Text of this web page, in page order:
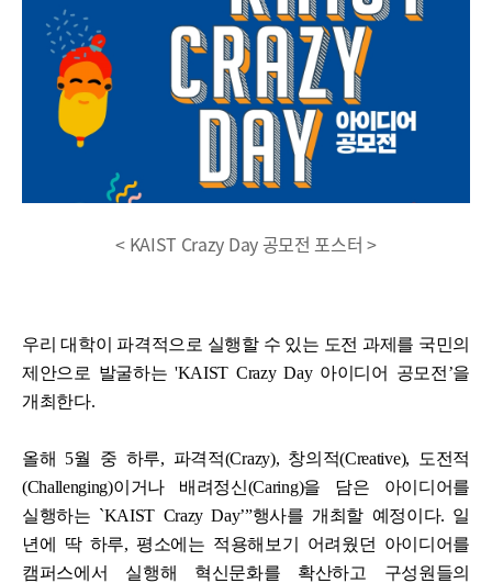
< KAIST Crazy Day 공모전 포스터 >
우리 대학이 파격적으로 실행할 수 있는 도전 과제를 국민의
제안으로 발굴하는 'KAIST Crazy Day 아이디어 공모전’을
개최한다.
올해 5월 중 하루, 파격적(Crazy), 창의적(Creative), 도전적
(Challenging)이거나 배려정신(Caring)을 담은 아이디어를
실행하는 `KAIST Crazy Day’”행사를 개최할 예정이다. 일
년에 딱 하루, 평소에는 적용해보기 어려웠던 아이디어를
캠퍼스에서 실행해 혁신문화를 확산하고 구성원들의